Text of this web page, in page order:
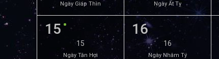
Ngày Giáp Thìn Ngày Ất Tỵ
15
15
Ngày Tân Hợi
16
16
Ngày Nhâm Tý